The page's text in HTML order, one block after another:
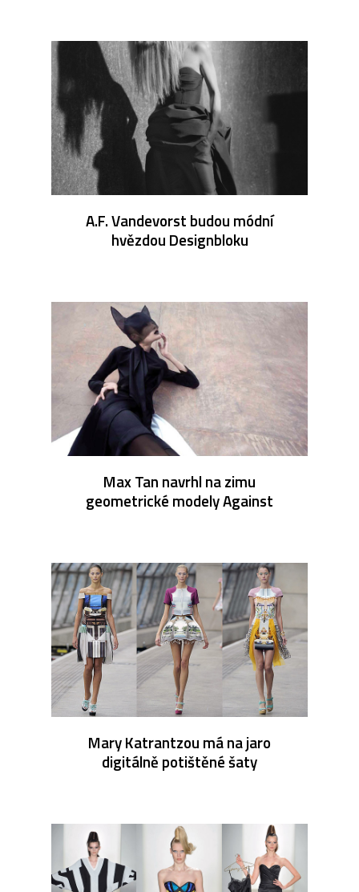
A.F. Vandevorst budou módní
hvězdou Designbloku
Max Tan navrhl na zimu
geometrické modely Against
Mary Katrantzou má na jaro
digitálně potištěné šaty